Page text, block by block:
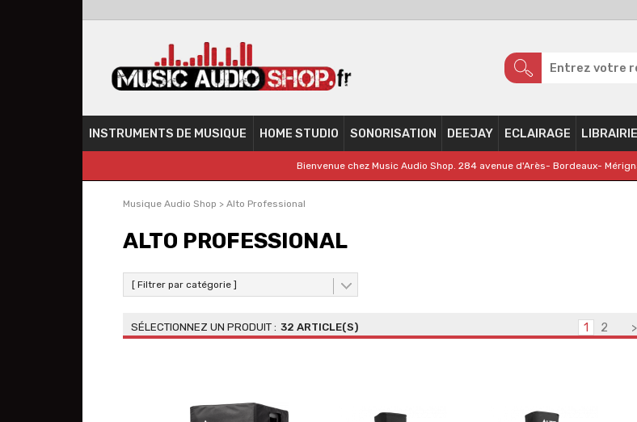
INSTRUMENTS DE MUSIQUE HOME STUDIO SONORISATION DEEJAY ECLAIRAGE LIBRAIRIE
Bienvenue chez Music Audio Shop. 284 avenue d'Arès- Bordeaux-
Musique Audio Shop > Alto Professional
ALTO PROFESSIONAL
[ Filtrer par catégorie ]
32 ARTICLE(S) 1 2 >